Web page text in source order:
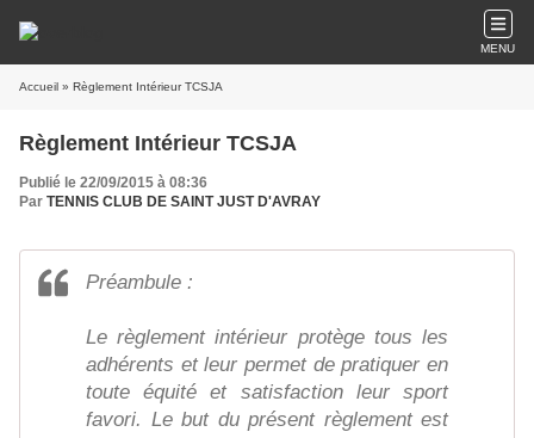
MENU
Accueil » Règlement Intérieur TCSJA
Règlement Intérieur TCSJA
Publié le 22/09/2015 à 08:36
Par TENNIS CLUB DE SAINT JUST D'AVRAY
Préambule :
Le règlement intérieur protège tous les
adhérents et leur permet de pratiquer en
toute équité et satisfaction leur sport
favori. Le but du présent règlement est